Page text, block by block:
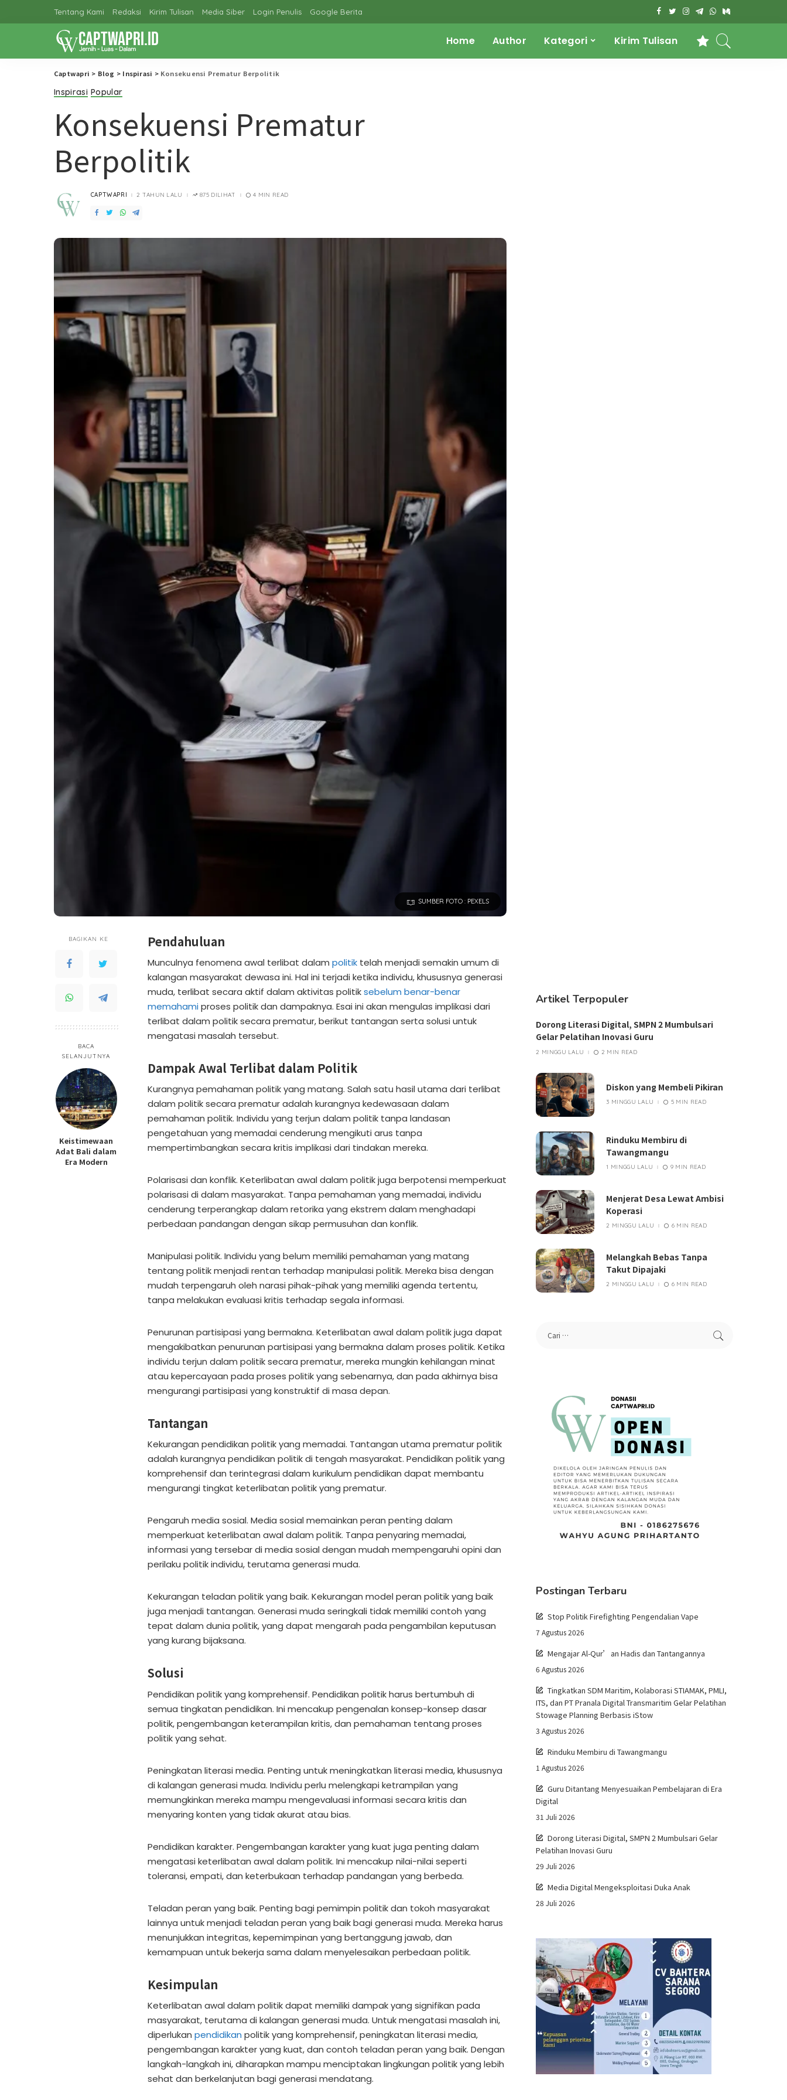
Tentang Kami Redaksi Kirim Tulisan Media Siber Login Penulis Google Berita
Home Author Kategori Kirim Tulisan
Captwapri > Blog > Inspirasi > Konsekuensi Prematur Berpolitik
Inspirasi Popular
Konsekuensi Prematur
Berpolitik
POSTED
CAPTWAPRI 2 TAHUN LALU 875 DILIHAT 4 MIN READ
SUMBER FOTO : PEXELS
BAGIKAN KE
BACA
SELANJUTNYA
Keistimewaan
Adat Bali dalam
Era Modern
Pendahuluan
Munculnya fenomena awal terlibat dalam politik telah menjadi semakin umum di
kalangan masyarakat dewasa ini. Hal ini terjadi ketika individu, khususnya generasi
muda, terlibat secara aktif dalam aktivitas politiksebelum benar-benar
memahamiproses politik dan dampaknya. Esai ini akan mengulas implikasi dari
terlibat dalam politik secara prematur, berikut tantangan serta solusi untuk
mengatasi masalah tersebut.
Dampak Awal Terlibat dalam Politik
Kurangnya pemahaman politik yang matang. Salah satu hasil utama dari terlibat
dalam politik secara prematur adalah kurangnya kedewasaan dalam
pemahaman politik. Individu yang terjun dalam politik tanpa landasan
pengetahuan yang memadai cenderung mengikuti arus tanpa
mempertimbangkan secara kritis implikasi dari tindakan mereka.
Polarisasi dan konflik. Keterlibatan awal dalam politik juga berpotensi memperkuat
polarisasi di dalam masyarakat. Tanpa pemahaman yang memadai, individu
cenderung terperangkap dalam retorika yang ekstrem dalam menghadapi
perbedaan pandangan dengan sikap permusuhan dan konflik.
Manipulasi politik. Individu yang belum memiliki pemahaman yang matang
tentang politik menjadi rentan terhadap manipulasi politik. Mereka bisa dengan
mudah terpengaruh oleh narasi pihak-pihak yang memiliki agenda tertentu,
tanpa melakukan evaluasi kritis terhadap segala informasi.
Penurunan partisipasi yang bermakna. Keterlibatan awal dalam politik juga dapat
mengakibatkan penurunan partisipasi yang bermakna dalam proses politik. Ketika
individu terjun dalam politik secara prematur, mereka mungkin kehilangan minat
atau kepercayaan pada proses politik yang sebenarnya, dan pada akhirnya bisa
mengurangi partisipasi yang konstruktif di masa depan.
Tantangan
Kekurangan pendidikan politik yang memadai. Tantangan utama prematur politik
adalah kurangnya pendidikan politik di tengah masyarakat. Pendidikan politik yang
komprehensif dan terintegrasi dalam kurikulum pendidikan dapat membantu
mengurangi tingkat keterlibatan politik yang prematur.
Pengaruh media sosial. Media sosial memainkan peran penting dalam
memperkuat keterlibatan awal dalam politik. Tanpa penyaring memadai,
informasi yang tersebar di media sosial dengan mudah mempengaruhi opini dan
perilaku politik individu, terutama generasi muda.
Kekurangan teladan politik yang baik. Kekurangan model peran politik yang baik
juga menjadi tantangan. Generasi muda seringkali tidak memiliki contoh yang
tepat dalam dunia politik, yang dapat mengarah pada pengambilan keputusan
yang kurang bijaksana.
Solusi
Pendidikan politik yang komprehensif. Pendidikan politik harus bertumbuh di
semua tingkatan pendidikan. Ini mencakup pengenalan konsep-konsep dasar
politik, pengembangan keterampilan kritis, dan pemahaman tentang proses
politik yang sehat.
Peningkatan literasi media. Penting untuk meningkatkan literasi media, khususnya
di kalangan generasi muda. Individu perlu melengkapi ketrampilan yang
memungkinkan mereka mampu mengevaluasi informasi secara kritis dan
menyaring konten yang tidak akurat atau bias.
Pendidikan karakter. Pengembangan karakter yang kuat juga penting dalam
mengatasi keterlibatan awal dalam politik. Ini mencakup nilai-nilai seperti
toleransi, empati, dan keterbukaan terhadap pandangan yang berbeda.
Teladan peran yang baik. Penting bagi pemimpin politik dan tokoh masyarakat
lainnya untuk menjadi teladan peran yang baik bagi generasi muda. Mereka harus
menunjukkan integritas, kepemimpinan yang bertanggung jawab, dan
kemampuan untuk bekerja sama dalam menyelesaikan perbedaan politik.
Kesimpulan
Keterlibatan awal dalam politik dapat memiliki dampak yang signifikan pada
masyarakat, terutama di kalangan generasi muda. Untuk mengatasi masalah ini,
diperlukan pendidikan politik yang komprehensif, peningkatan literasi media,
pengembangan karakter yang kuat, dan contoh teladan peran yang baik. Dengan
langkah-langkah ini, diharapkan mampu menciptakan lingkungan politik yang lebih
sehat dan berkelanjutan bagi generasi mendatang.
Artikel Terpopuler
Dorong Literasi Digital, SMPN 2 Mumbulsari
Gelar Pelatihan Inovasi Guru
2 MINGGU LALU 2 MIN READ
Diskon yang Membeli Pikiran
3 MINGGU LALU 5 MIN READ
Rinduku Membiru di
Tawangmangu
1 MINGGU LALU 9 MIN READ
Menjerat Desa Lewat Ambisi
Koperasi
2 MINGGU LALU 6 MIN READ
Melangkah Bebas Tanpa
Takut Dipajaki
2 MINGGU LALU 6 MIN READ
Postingan Terbaru
Stop Politik Firefighting Pengendalian Vape
7 Agustus 2026
Mengajar Al-Qur’an Hadis dan Tantangannya
6 Agustus 2026
Tingkatkan SDM Maritim, Kolaborasi STIAMAK, PMLI,
ITS, dan PT Pranala Digital Transmaritim Gelar Pelatihan
Stowage Planning Berbasis iStow
3 Agustus 2026
Rinduku Membiru di Tawangmangu
1 Agustus 2026
Guru Ditantang Menyesuaikan Pembelajaran di Era
Digital
31 Juli 2026
Dorong Literasi Digital, SMPN 2 Mumbulsari Gelar
Pelatihan Inovasi Guru
29 Juli 2026
Media Digital Mengeksploitasi Duka Anak
28 Juli 2026